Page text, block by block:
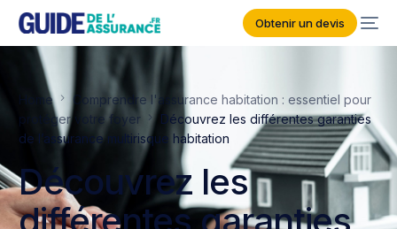
Obtenir un devis
Home
Comprendre l'assurance habitation : essentiel pour
protéger votre foyer
Découvrez les différentes garanties
de l’assurance multirisque habitation
Découvrez les